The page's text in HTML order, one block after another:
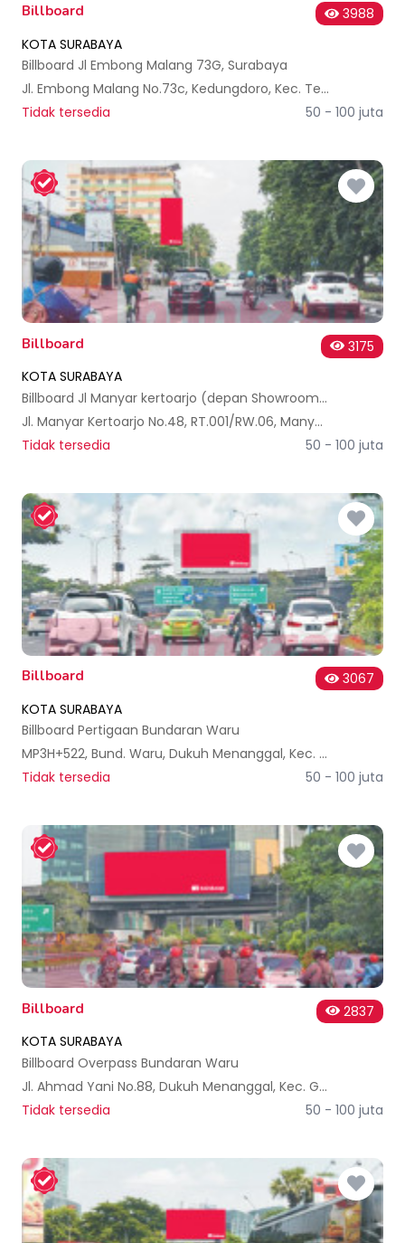
Billboard
3988
KOTA SURABAYA
Billboard Jl Embong Malang 73G, Surabaya
Jl. Embong Malang No.73c, Kedungdoro, Kec. Tegalsari, Kota SBY, Jawa Timur 60261, Indonesia
Tidak tersedia
50 - 100 juta
Billboard
3175
KOTA SURABAYA
Billboard Jl Manyar kertoarjo (depan Showroom HONDA)
Jl. Manyar Kertoarjo No.48, RT.001/RW.06, Manyar Sabrangan, Kec. Mulyorejo, Kota SBY, Jawa Timur 60116, Indonesia
Tidak tersedia
50 - 100 juta
Billboard
3067
KOTA SURABAYA
Billboard Pertigaan Bundaran Waru
MP3H+522, Bund. Waru, Dukuh Menanggal, Kec. Gayungan, Kota SBY, Jawa Timur 60234, Indonesia
Tidak tersedia
50 - 100 juta
Billboard
2837
KOTA SURABAYA
Billboard Overpass Bundaran Waru
Jl. Ahmad Yani No.88, Dukuh Menanggal, Kec. Gayungan, Kota SBY, Jawa Timur 60234, Indonesia
Tidak tersedia
50 - 100 juta